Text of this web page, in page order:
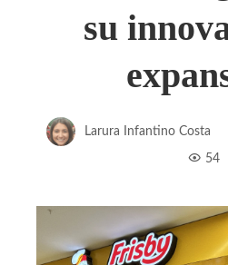
su
Larura Infantino Costa
54